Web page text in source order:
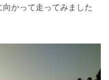
かって走ってみました